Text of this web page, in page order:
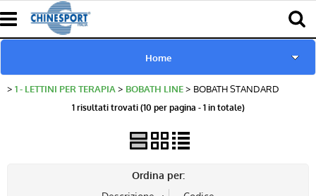
Home
www.chinesport.de
www.chinesport.fr
1 - LETTINI PER TERAPIA BOBATH LINE BOBATH STANDARD
1 risultati trovati (10 per pagina - 1 in totale)
Ordina per: